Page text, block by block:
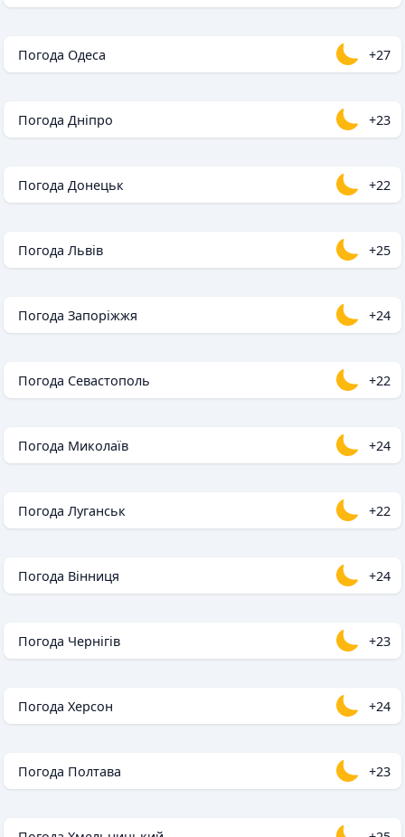
Погода Одеса +27
Погода Дніпро +23
Погода Донецьк +22
Погода Львів +25
Погода Запоріжжя +24
Погода Севастополь +22
Погода Миколаїв +24
Погода Луганськ +22
Погода Вінниця +24
Погода Чернігів +23
Погода Херсон +24
Погода Полтава +23